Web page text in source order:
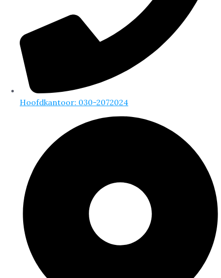
Hoofdkantoor: 030-2072024